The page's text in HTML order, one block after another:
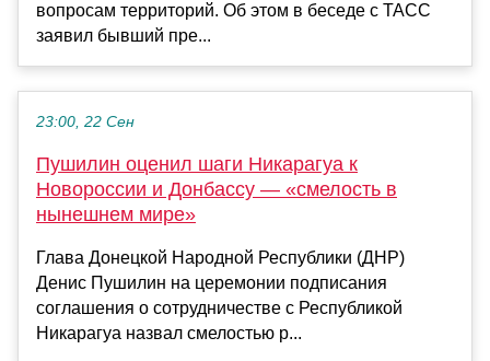
вопросам территорий. Об этом в беседе с ТАСС
заявил бывший пре...
23:00, 22 Сен
Пушилин оценил шаги Никарагуа к
Новороссии и Донбассу — «смелость в
нынешнем мире»
Глава Донецкой Народной Республики (ДНР)
Денис Пушилин на церемонии подписания
соглашения о сотрудничестве с Республикой
Никарагуа назвал смелостью р...